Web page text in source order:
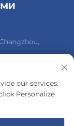
our services.
Personalize